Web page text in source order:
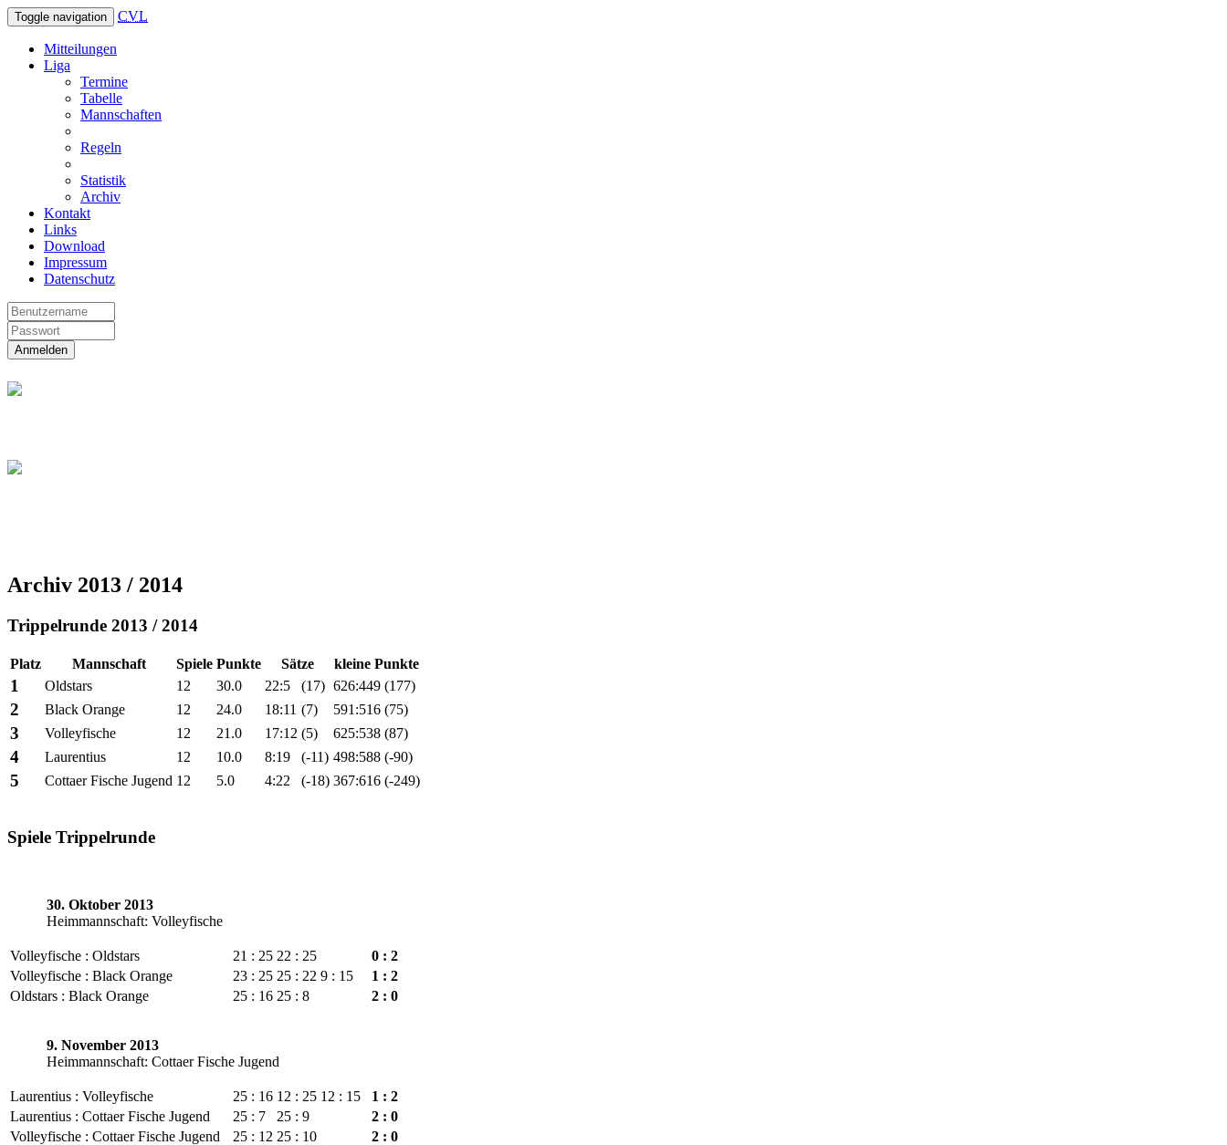
Toggle navigation CVL
Mitteilungen
Liga
Termine
Tabelle
Mannschaften
Regeln
Statistik
Archiv
Kontakt
Links
Download
Impressum
Datenschutz
Anmelden
Archiv 2013 / 2014
Trippelrunde 2013 / 2014
Platz Mannschaft Spiele Punkte Sätze kleine Punkte
1 Oldstars 12 30.0 22:5 (17) 626:449 (177)
2 Black Orange 12 24.0 18:11 (7) 591:516 (75)
3 Volleyfische 12 21.0 17:12 (5) 625:538 (87)
4 Laurentius 12 10.0 8:19 (-11) 498:588 (-90)
5 Cottaer Fische Jugend 12 5.0 4:22 (-18) 367:616 (-249)
Spiele Trippelrunde
30. Oktober 2013
Heimmannschaft: Volleyfische
Volleyfische : Oldstars 21 : 25 22 : 25
0 : 2
Volleyfische : Black Orange
23 : 25 25 : 22 9 : 15
1 : 2
Oldstars : Black Orange
25 : 16 25 : 8 2 : 0
9. November 2013
Heimmannschaft: Cottaer Fische Jugend
Laurentius : Volleyfische 25 : 16 12 : 25 12 : 15
1 : 2
Laurentius : Cottaer Fische Jugend
25 : 7 25 : 9
2 : 0
Volleyfische : Cottaer Fische Jugend
25 : 12 25 : 10 2 : 0